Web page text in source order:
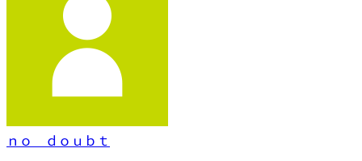
ｎｏ ｄｏｕｂｔ